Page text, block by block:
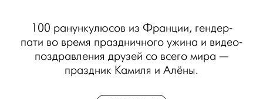
100 ранункулюсов из Франции, гендер-
пати во время праздничного ужина и видео-
поздравления друзей со всего мира —
праздник Камиля и Алёны.